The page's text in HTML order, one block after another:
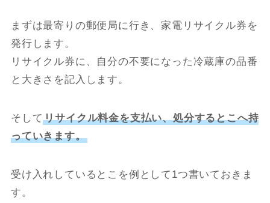
まずは最寄りの郵便局に行き、家電リサイクル券を
発行します。
リサイクル券に、自分の不要になった冷蔵庫の品番
と大きさを記入します。
そしてリサイクル料金を支払い、処分するとこへ持
っていきます。
受け入れしているとこを例として1つ書いておきま
す。